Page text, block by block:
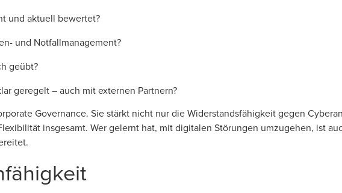
und aktuell bewertet?
und Notfallmanagement?
geübt?
geregelt – auch mit externen Partnern?
Governance. Sie stärkt nicht nur die Widerstandsfähigkeit gegen
insgesamt. Wer gelernt hat, mit digitalen Störungen umzugehen, ist